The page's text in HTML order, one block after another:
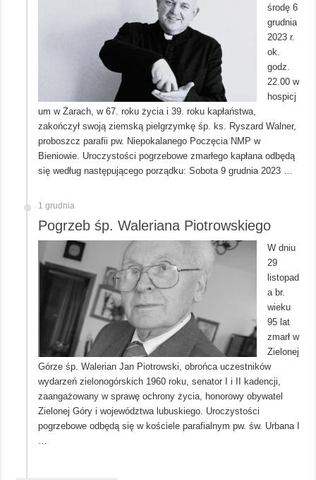
środę 6
grudnia
2023 r.
ok.
godz.
22.00 w
hospicj
um w Żarach, w 67. roku życia i 39. roku kapłaństwa,
zakończył swoją ziemską pielgrzymkę śp. ks. Ryszard Walner,
proboszcz parafii pw. Niepokalanego Poczęcia NMP w
Bieniowie. Uroczystości pogrzebowe zmarłego kapłana odbędą
się według następującego porządku: Sobota 9 grudnia 2023 …
1 grudnia
Pogrzeb śp. Waleriana Piotrowskiego
W dniu
29
listopad
a br.
wieku
95 lat
zmarł w
Zielonej
Górze śp. Walerian Jan Piotrowski, obrońca uczestników
wydarzeń zielonogórskich 1960 roku, senator I i II kadencji,
zaangażowany w sprawę ochrony życia, honorowy obywatel
Zielonej Góry i województwa lubuskiego. Uroczystości
pogrzebowe odbędą się w kościele parafialnym pw. św. Urbana I